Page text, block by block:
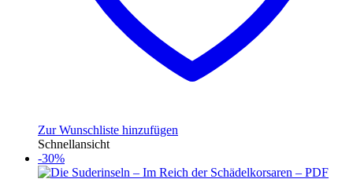
Zur Wunschliste hinzufügen
Schnellansicht
-30%